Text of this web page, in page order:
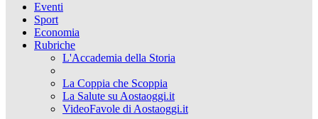
Eventi
Sport
Economia
Rubriche
L'Accademia della Storia
La Coppia che Scoppia
La Salute su Aostaoggi.it
VideoFavole di Aostaoggi.it